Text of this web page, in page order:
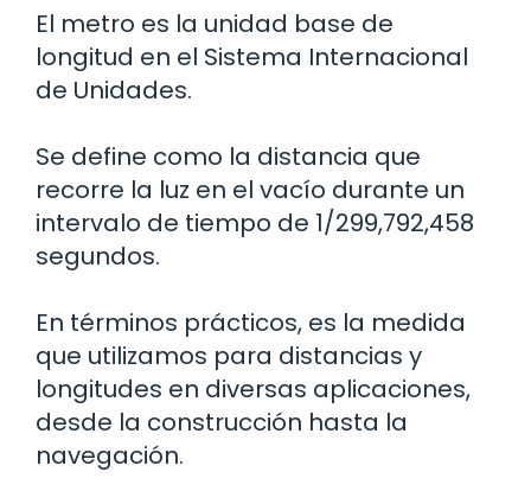
El metro es la unidad base de
longitud en el Sistema Internacional
de Unidades.
Se define como la distancia que
recorre la luz en el vacío durante un
intervalo de tiempo de 1/299,792,458
segundos.
En términos prácticos, es la medida
que utilizamos para distancias y
longitudes en diversas aplicaciones,
desde la construcción hasta la
navegación.